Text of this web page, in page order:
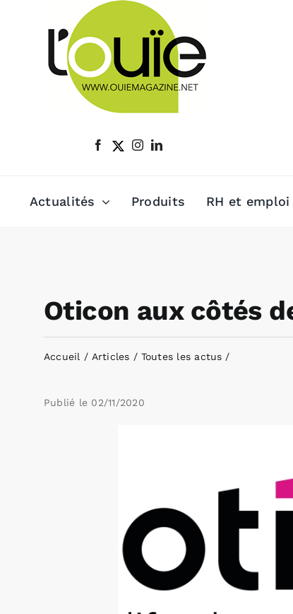
Actualités Produits RH et emploi
Oticon aux côtés
Accueil Articles Toutes les actus
Publié le 02/11/2020